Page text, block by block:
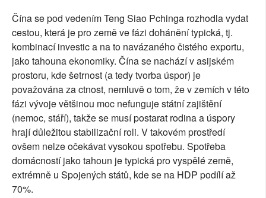
Čína se pod vedením Teng Siao Pchinga rozhodla vydat
cestou, která je pro země ve fázi dohánění typická, tj.
kombinací investic a na to navázaného čistého exportu,
jako tahouna ekonomiky. Čína se nachází v asijském
prostoru, kde šetrnost (a tedy tvorba úspor) je
považována za ctnost, nemluvě o tom, že v zemích v této
fázi vývoje většinou moc nefunguje státní zajištění
(nemoc, stáří), takže se musí postarat rodina a úspory
hrají důležitou stabilizační roli. V takovém prostředí
ovšem nelze očekávat vysokou spotřebu. Spotřeba
domácností jako tahoun je typická pro vyspělé země,
extrémně u Spojených států, kde se na HDP podílí až
70%.